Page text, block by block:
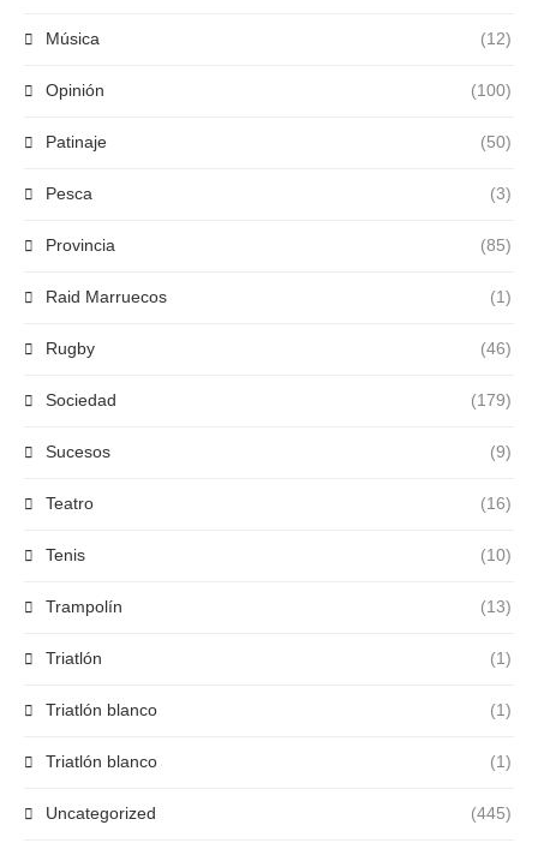
Música (12)
Opinión (100)
Patinaje (50)
Pesca (3)
Provincia (85)
Raid Marruecos (1)
Rugby (46)
Sociedad (179)
Sucesos (9)
Teatro (16)
Tenis (10)
Trampolín (13)
Triatlón (1)
Triatlón blanco (1)
Triatlón blanco (1)
Uncategorized (445)